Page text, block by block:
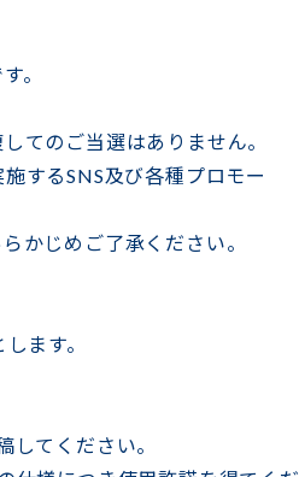
。
てのご当選はありません。
するSNS及び各種プロモー
かじめご了承ください。
ます。
てください。